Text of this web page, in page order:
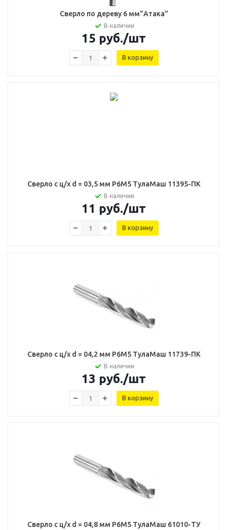
Сверло по дереву 6 мм"Атака"
В наличии
15 руб./шт
В корзину
Сверло с ц/х d = 03,5 мм Р6М5 ТулаМаш 11395-ПК
В наличии
11 руб./шт
В корзину
Сверло с ц/х d = 04,2 мм Р6М5 ТулаМаш 11739-ПК
В наличии
13 руб./шт
В корзину
Сверло с ц/х d = 04,8 мм Р6М5 ТулаМаш 61010-ТУ